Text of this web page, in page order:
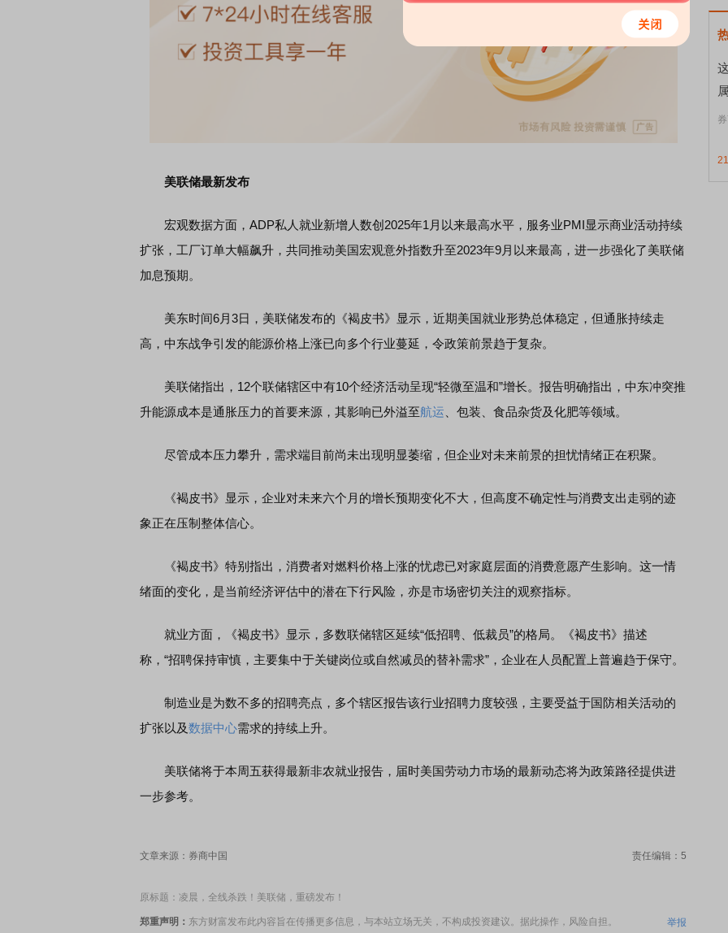
美联储最新发布
宏观数据方面，ADP私人就业新增人数创2025年1月以来最高水平，服务业PMI显示商业活动持续
扩张，工厂订单大幅飙升，共同推动美国宏观意外指数升至2023年9月以来最高，进一步强化了美联储
加息预期。
美东时间6月3日，美联储发布的《褐皮书》显示，近期美国就业形势总体稳定，但通胀持续走
高，中东战争引发的能源价格上涨已向多个行业蔓延，令政策前景趋于复杂。
美联储指出，12个联储辖区中有10个经济活动呈现“轻微至温和”增长。报告明确指出，中东冲突推
升能源成本是通胀压力的首要来源，其影响已外溢至航运、包装、食品杂货及化肥等领域。
尽管成本压力攀升，需求端目前尚未出现明显萎缩，但企业对未来前景的担忧情绪正在积聚。
《褐皮书》显示，企业对未来六个月的增长预期变化不大，但高度不确定性与消费支出走弱的迹
象正在压制整体信心。
《褐皮书》特别指出，消费者对燃料价格上涨的忧虑已对家庭层面的消费意愿产生影响。这一情
绪面的变化，是当前经济评估中的潜在下行风险，亦是市场密切关注的观察指标。
就业方面，《褐皮书》显示，多数联储辖区延续“低招聘、低裁员”的格局。《褐皮书》描述
称，“招聘保持审慎，主要集中于关键岗位或自然减员的替补需求”，企业在人员配置上普遍趋于保守。
制造业是为数不多的招聘亮点，多个辖区报告该行业招聘力度较强，主要受益于国防相关活动的
扩张以及数据中心需求的持续上升。
美联储将于本周五获得最新非农就业报告，届时美国劳动力市场的最新动态将为政策路径提供进
一步参考。
文章来源：券商中国 责任编辑：5
原标题：凌晨，全线杀跌！美联储，重磅发布！
郑重声明： 东方财富发布此内容旨在传播更多信息，与本站立场无关，不构成投资建议。据此操作，风险自担。 举报